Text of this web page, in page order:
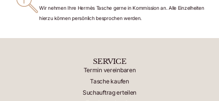
Wir nehmen Ihre Hermès Tasche gerne in Kommission an. Alle Einzelheiten
hierzu können persönlich besprochen werden.
SERVICE
Termin vereinbaren
Tasche kaufen
Suchauftrag erteilen